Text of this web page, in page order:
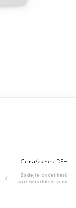
Cena/ks bez DPH
Zadejte počet kusů
pro výhodnější cenu